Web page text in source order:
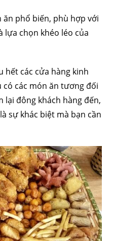
ăn phổ biến, phù hợp với
lựa chọn khéo léo của
hết các cửa hàng kinh
các món ăn tương đối
lại đông khách hàng đến,
sự khác biệt mà bạn cần